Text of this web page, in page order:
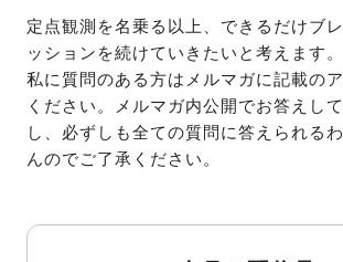
定点観測を名乗る以上、できるだけブ
ッションを続けていきたいと考えます。
私に質問のある方はメルマガに記載の
ください。メルマガ内公開でお答えし
し、必ずしも全ての質問に答えられる
んのでご了承ください。